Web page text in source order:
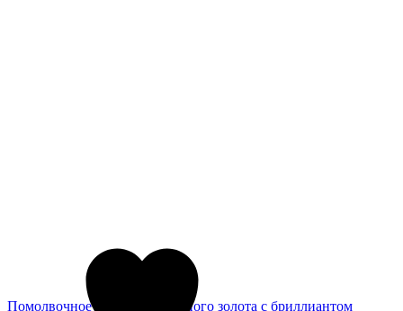
Помолвочное кольцо из красного золота с бриллиантом